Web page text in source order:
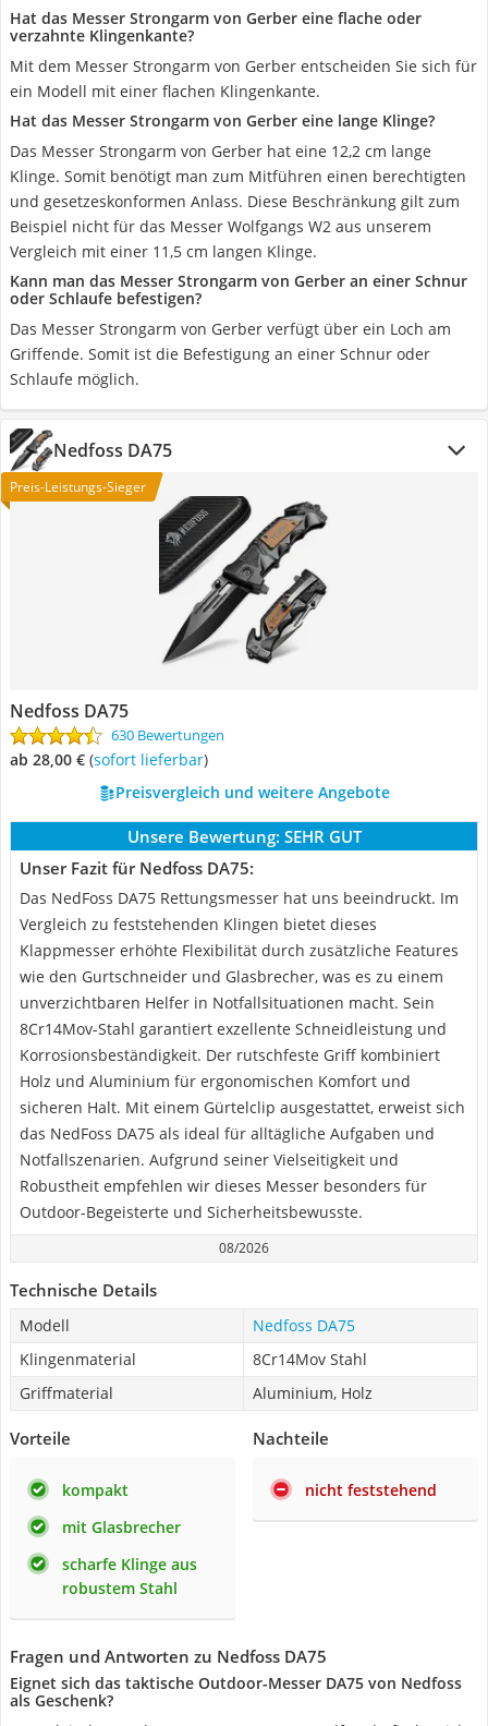
Hat das Messer Strongarm von Gerber eine flache oder
verzahnte Klingenkante?
Mit dem Messer Strongarm von Gerber entscheiden Sie sich für
ein Modell mit einer flachen Klingenkante.
Hat das Messer Strongarm von Gerber eine lange Klinge?
Das Messer Strongarm von Gerber hat eine 12,2 cm lange
Klinge. Somit benötigt man zum Mitführen einen berechtigten
und gesetzeskonformen Anlass. Diese Beschränkung gilt zum
Beispiel nicht für das Messer Wolfgangs W2 aus unserem
Vergleich mit einer 11,5 cm langen Klinge.
Kann man das Messer Strongarm von Gerber an einer Schnur
oder Schlaufe befestigen?
Das Messer Strongarm von Gerber verfügt über ein Loch am
Griffende. Somit ist die Befestigung an einer Schnur oder
Schlaufe möglich.
Nedfoss DA75
Preis-Leistungs-Sieger
Nedfoss DA75
630 Bewertungen
ab 28,00 € ( Sofort lieferbar)
Preisvergleich und weitere Angebote
Unsere Bewertung: SEHR GUT
Unser Fazit für Nedfoss DA75:
Das NedFoss DA75 Rettungsmesser hat uns beeindruckt. Im
Vergleich zu feststehenden Klingen bietet dieses
Klappmesser erhöhte Flexibilität durch zusätzliche Features
wie den Gurtschneider und Glasbrecher, was es zu einem
unverzichtbaren Helfer in Notfallsituationen macht. Sein
8Cr14Mov-Stahl garantiert exzellente Schneidleistung und
Korrosionsbeständigkeit. Der rutschfeste Griff kombiniert
Holz und Aluminium für ergonomischen Komfort und
sicheren Halt. Mit einem Gürtelclip ausgestattet, erweist sich
das NedFoss DA75 als ideal für alltägliche Aufgaben und
Notfallszenarien. Aufgrund seiner Vielseitigkeit und
Robustheit empfehlen wir dieses Messer besonders für
Outdoor-Begeisterte und Sicherheitsbewusste.
08/2026
Technische Details
Modell
Nedfoss DA75
Klingenmaterial
8Cr14Mov Stahl
Griffmaterial
Aluminium, Holz
Vorteile
kompakt
mit Glasbrecher
scharfe Klinge aus
robustem Stahl
Nachteile
nicht feststehend
Fragen und Antworten zu Nedfoss DA75
Eignet sich das taktische Outdoor-Messer DA75 von Nedfoss
als Geschenk?